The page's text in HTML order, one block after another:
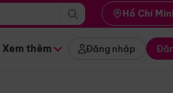
Hồ Chí
Xem thêm Đăng nhập